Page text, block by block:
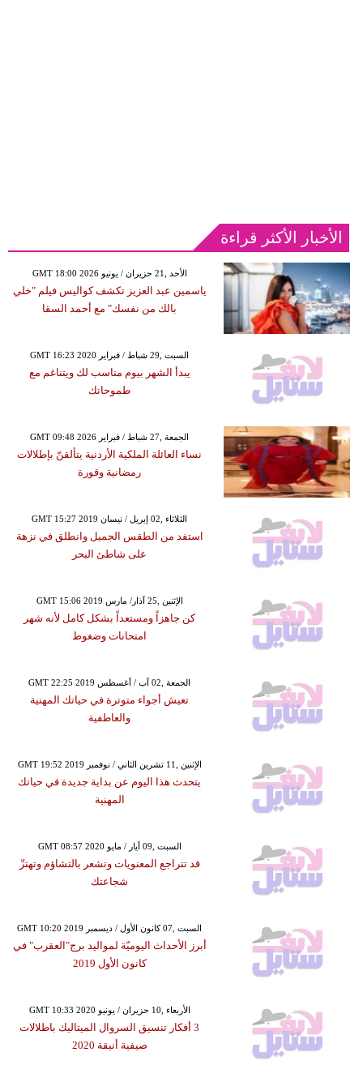
الأخبار الأكثر قراءة
GMT 18:00 2026 الأحد ,21 حزيران / يونيو
ياسمين عبد العزيز تكشف كواليس فيلم "خلي
بالك من نفسك" مع أحمد السقا
GMT 16:23 2020 السبت ,29 شباط / فبراير
يبدأ الشهر بيوم مناسب لك ويتناغم مع
طموحاتك
GMT 09:48 2026 الجمعة ,27 شباط / فبراير
نساء العائلة الملكية الأردنية يتألقنّ بإطلالات
رمضانية وقورة
GMT 15:27 2019 الثلاثاء ,02 إبريل / نيسان
استفد من الطقس الجميل وانطلق في نزهة
على شاطئ البحر
GMT 15:06 2019 الإثنين ,25 آذار/ مارس
كن جاهزاً ومستعداً بشكل كامل لأنه شهر
امتحانات وضغوط
GMT 22:25 2019 الجمعة ,02 آب / أغسطس
تعيش أجواء متوترة في حياتك المهنية
والعاطفية
GMT 19:52 2019 الإثنين ,11 تشرين الثاني / نوفمبر
يتحدث هذا اليوم عن بداية جديدة في حياتك
المهنية
GMT 08:57 2020 السبت ,09 أيار / مايو
قد تتراجع المعنويات وتشعر بالتشاؤم وتهتزّ
شجاعتك
GMT 10:20 2019 السبت ,07 كانون الأول / ديسمبر
أبرز الأحداث اليوميّة لمواليد برج"العقرب" في
كانون الأول 2019
GMT 10:33 2020 الأربعاء ,10 حزيران / يونيو
3 أفكار تنسيق السروال الميتاليك باطلالات
صيفية أنيقة 2020